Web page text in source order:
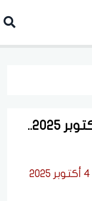
أسعار الذهب اليوم السبت 4 أكتوبر 2025..